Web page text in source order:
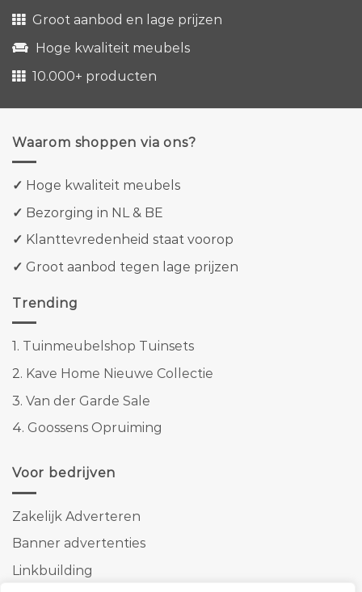
Groot aanbod en lage prijzen
Hoge kwaliteit meubels
10.000+ producten
Waarom shoppen via ons?
✓ Hoge kwaliteit meubels
✓ Bezorging in NL & BE
✓ Klanttevredenheid staat voorop
✓ Groot aanbod tegen lage prijzen
Trending
1. Tuinmeubelshop Tuinsets
2. Kave Home Nieuwe Collectie
3. Van der Garde Sale
4. Goossens Opruiming
Voor bedrijven
Zakelijk Adverteren
Banner advertenties
Linkbuilding